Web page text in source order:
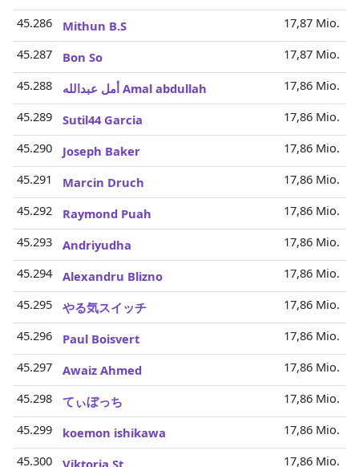
45.286
Mithun B.S
17,87 Mio.
45.287
Bon So
17,87 Mio.
45.288
أمل عبدالله Amal abdullah
17,86 Mio.
45.289
Sutil44 Garcia
17,86 Mio.
45.290
Joseph Baker
17,86 Mio.
45.291
Marcin Druch
17,86 Mio.
45.292
Raymond Puah
17,86 Mio.
45.293
Andriyudha
17,86 Mio.
45.294
Alexandru Blizno
17,86 Mio.
45.295
やる気スイッチ
17,86 Mio.
45.296
Paul Boisvert
17,86 Mio.
45.297
Awaiz Ahmed
17,86 Mio.
45.298
てぃぼっち
17,86 Mio.
45.299
koemon ishikawa
17,86 Mio.
45.300
Viktoria St
17,86 Mio.